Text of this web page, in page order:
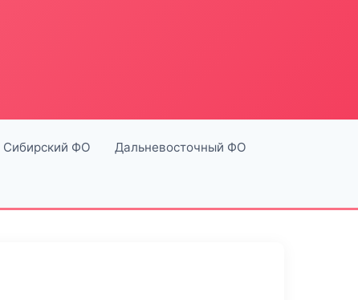
Сибирский ФО Дальневосточный ФО